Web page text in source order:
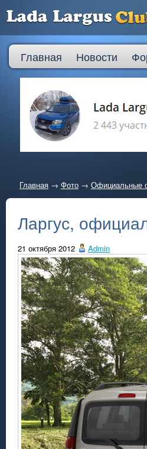
Главная Новости
Главная → Фото → Официальные
Ларгус,
21 октября 2012 Admin